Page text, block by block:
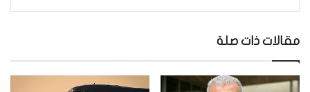
مقالات ذات صلة